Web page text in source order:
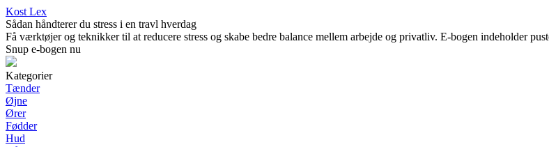
Kost Lex
Sådan håndterer du stress i en travl hverdag
Få værktøjer og teknikker til at reducere stress og skabe bedre balance mellem arbejde og privatliv. E-bogen indeholder
Snup e-bogen nu
Kategorier
Tænder
Øjne
Ører
Fødder
Hud